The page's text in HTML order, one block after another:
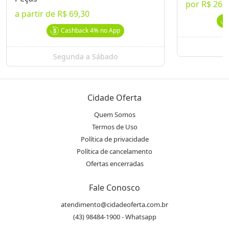
Pedidos agendados e não retirados serão considerados
entregues
Vouchers expirados não serão reembolsados e nem revertidos
Restaurante Kabuto Ver Mais Ofertas
(43) 99184.1815
a partir de R$ 69,30
Cashback4%no App
Segunda a Sábado
por R$
Cidade Oferta
Quem Somos
Termos de Uso
Política de privacidade
Política de cancelamento
Ofertas encerradas
Fale Conosco
atendimento@cidadeoferta.com.br
(43) 98484-1900 - Whatsapp